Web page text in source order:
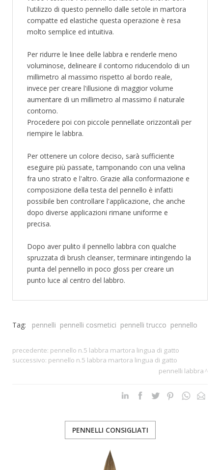
l'utilizzo di questo pennello dalle setole in martora
compatte ed elastiche questa operazione è resa
molto semplice ed intuitiva.
Per ridurre le linee delle labbra e renderle meno
voluminose, delineare il contorno riducendolo di un
millimetro al massimo rispetto al bordo reale,
invece per creare l'illusione di maggior volume
aumentare di un millimetro al massimo il naturale
contorno.
Procedere poi con piccole pennellate orizzontali per
riempire le labbra.
Per ottenere un colore deciso, sarà sufficiente
eseguire più passate, tamponando con una velina
fra uno strato e l'altro. Grazie alla conformazione e
composizione della testa del pennello è infatti
possibile ben controllare l'applicazione, che anche
dopo diverse applicazioni rimane uniforme e
precisa.
Dopo aver pulito il pennello labbra con qualche
spruzzata di brush cleanser, terminare intingendo la
punta del pennello in poco gloss per creare un
punto luce al centro del labbro.
Tag: pennelli pennelli cosmetici pennelli trucco pennello
precedente: pennello n.5 labbra martora lingua di gatto
successivo: pennello n.5 labbra martora lingua di gatto
pennelli labbra
PENNELLI CONSIGLIATI